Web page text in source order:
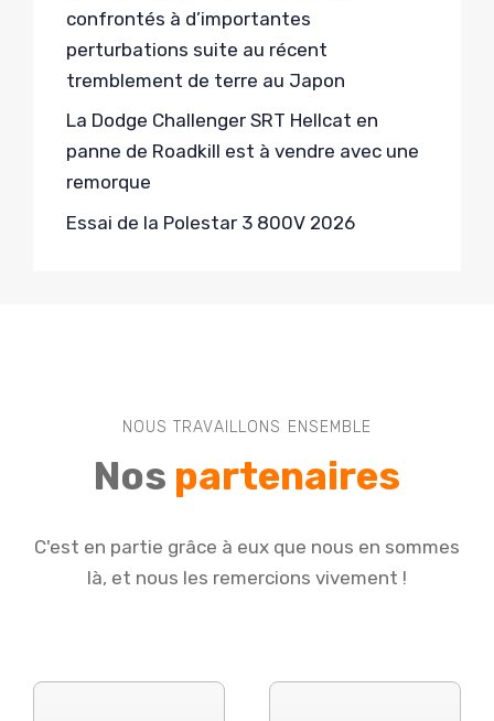
confrontés à d’importantes
perturbations suite au récent
tremblement de terre au Japon
La Dodge Challenger SRT Hellcat en
panne de Roadkill est à vendre avec une
remorque
Essai de la Polestar 3 800V 2026
NOUS TRAVAILLONS ENSEMBLE
Nos partenaires
C'est en partie grâce à eux que nous en sommes
là, et nous les remercions vivement !